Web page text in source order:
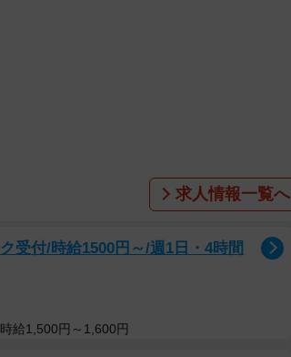
求人情報一覧へ
受付/時給1500円～/週1日・4時間
給1,500円～1,600円